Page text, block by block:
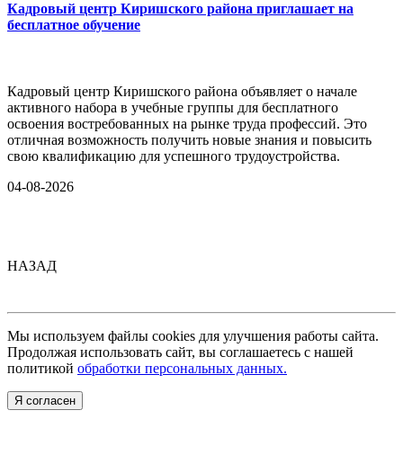
Кадровый центр Киришского района приглашает на
бесплатное обучение
Кадровый центр Киришского района объявляет о начале
активного набора в учебные группы для бесплатного
освоения востребованных на рынке труда профессий. Это
отличная возможность получить новые знания и повысить
свою квалификацию для успешного трудоустройства.
04-08-2026
НАЗАД
Мы используем файлы cookies для улучшения работы сайта.
Продолжая использовать сайт, вы соглашаетесь с нашей
политикой обработки персональных данных.
Я согласен